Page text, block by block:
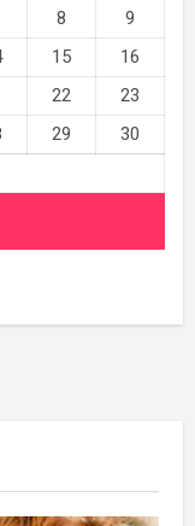
8
9
15
16
22
23
29
30